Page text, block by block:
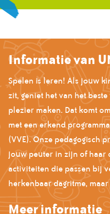
Informatie van
Spelen is leren! Als jouw
zit, geniet het van het
plezier maken. Dat komt
met een erkend
(VVE). Onze pedagogisch
jouw peuter in zijn of haar
activiteiten die passen bij
herkenbaar dagritme,
Meer informatie